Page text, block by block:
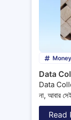
Data
Data
না, আবার
Read